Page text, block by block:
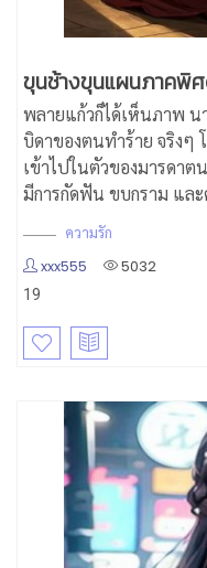
ขุนช้าง​ขุนแผน​ภาค​พิ
พลายแก้วก็ได้เห็นภาพ น
บิดาของตนทำร้าย จริงๆ
เข้าไปในตัวของมารดา
มีการกัดฟัน ขบกราม และ
ความรัก
xxx555 5032
19